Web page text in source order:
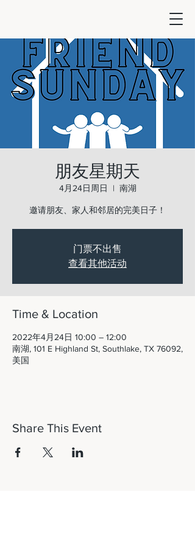
朋友星期天
4月24日周日
  |
南湖
邀请朋友、家人和邻居的完美日子！
门票不出售
查看其他活动
Time & Location
2022年4月24日 10:00 – 12:00
南湖, 101 E Highland St, Southlake, TX 76092,
美国
Share This Event